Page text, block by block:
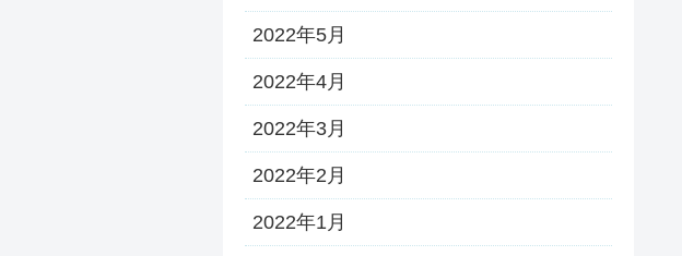
2022年5月
2022年4月
2022年3月
2022年2月
2022年1月